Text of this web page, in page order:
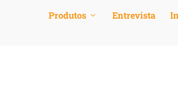
Produtos Entrevista